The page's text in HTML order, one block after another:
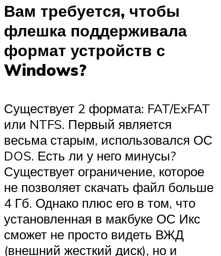
Вам требуется, чтобы
флешка поддерживала
формат устройств с
Windows?
Существует 2 формата: FAT/ExFAT
или NTFS. Первый является
весьма старым, использовался ОС
DOS. Есть ли у него минусы?
Существует ограничение, которое
не позволяет скачать файл больше
4 Гб. Однако плюс его в том, что
установленная в макбуке ОС Икс
сможет не просто видеть ВЖД
(внешний жесткий диск), но и